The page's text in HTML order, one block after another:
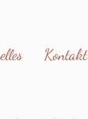
Kontakt